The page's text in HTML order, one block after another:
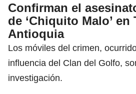
Confirman el
de ‘Chiquito Malo’ en
Antioquia
Los móviles del crimen,
influencia del Clan del Golfo,
investigación.